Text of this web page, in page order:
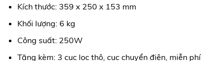
Kích thước: 359 x 250 x 153 mm
Khối lượng: 6 kg
Công suất: 250W
Tặng kèm: 3 cục lọc thô, cục chuyển điện, miễn phí